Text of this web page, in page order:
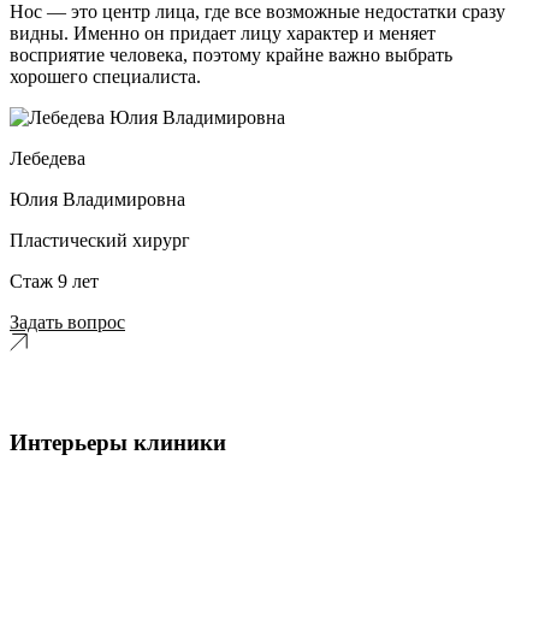
Нос — это центр лица, где все возможные недостатки сразу
видны. Именно он придает лицу характер и меняет
восприятие человека, поэтому крайне важно выбрать
хорошего специалиста.
Лебедева
Юлия Владимировна
Пластический хирург
Стаж 9 лет
Задать вопрос
Интерьеры клиники